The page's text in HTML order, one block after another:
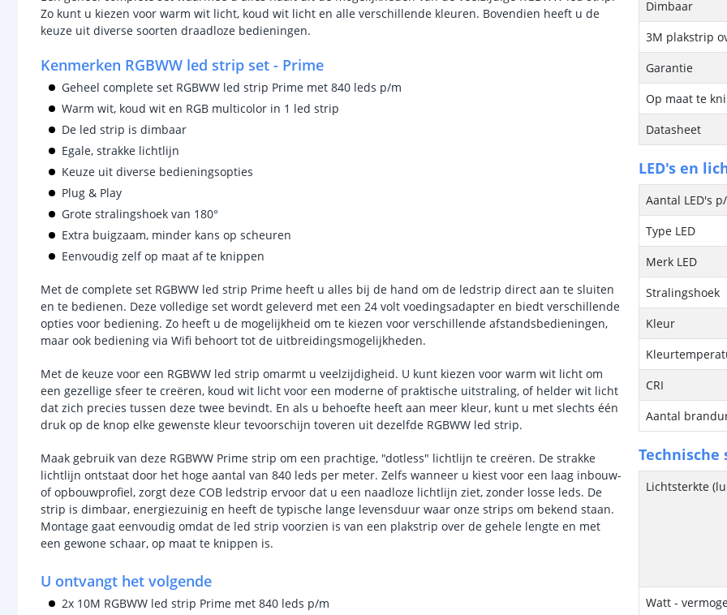
Zo kunt u kiezen voor warm wit licht, koud wit licht en alle verschillende kleuren. Bovendien heeft u de
keuze uit diverse soorten draadloze bedieningen.
Kenmerken RGBWW led strip set - Prime
Geheel complete set RGBWW led strip Prime met 840 leds p/m
Warm wit, koud wit en RGB multicolor in 1 led strip
De led strip is dimbaar
Egale, strakke lichtlijn
Keuze uit diverse bedieningsopties
Plug & Play
Grote stralingshoek van 180°
Extra buigzaam, minder kans op scheuren
Eenvoudig zelf op maat af te knippen
Met de complete set RGBWW led strip Prime heeft u alles bij de hand om de ledstrip direct aan te sluiten
en te bedienen. Deze volledige set wordt geleverd met een 24 volt voedingsadapter en biedt verschillende
opties voor bediening. Zo heeft u de mogelijkheid om te kiezen voor verschillende afstandsbedieningen,
maar ook bediening via Wifi behoort tot de uitbreidingsmogelijkheden.
Met de keuze voor een RGBWW led strip omarmt u veelzijdigheid. U kunt kiezen voor warm wit licht om
een gezellige sfeer te creëren, koud wit licht voor een moderne of praktische uitstraling, of helder wit licht
dat zich precies tussen deze twee bevindt. En als u behoefte heeft aan meer kleur, kunt u met slechts één
druk op de knop elke gewenste kleur tevoorschijn toveren uit dezelfde RGBWW led strip.
Maak gebruik van deze RGBWW Prime strip om een prachtige, "dotless" lichtlijn te creëren. De strakke
lichtlijn ontstaat door het hoge aantal van 840 leds per meter. Zelfs wanneer u kiest voor een laag inbouw-
of opbouwprofiel, zorgt deze COB ledstrip ervoor dat u een naadloze lichtlijn ziet, zonder losse leds. De
strip is dimbaar, energiezuinig en heeft de typische lange levensduur waar onze strips om bekend staan.
Montage gaat eenvoudig omdat de led strip voorzien is van een plakstrip over de gehele lengte en met
een gewone schaar, op maat te knippen is.
U ontvangt het volgende
2x 10M RGBWW led strip Prime met 840 leds p/m
Dimbaar
3M plakstrip
Garantie
Op maat te
Datasheet
LED's en
Aantal LED's
Type LED
Merk LED
Stralingshoek
Kleur
CRI
Aantal
Technische
Lichtsterkte
Watt -